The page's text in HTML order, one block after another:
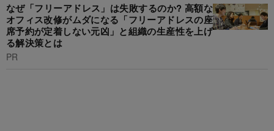
なぜ「フリーアドレス」は失敗するのか? 高額な
オフィス改修がムダになる「フリーアドレスの座
席予約が定着しない元凶」と組織の生産性を上げ
る解決策とは
PR